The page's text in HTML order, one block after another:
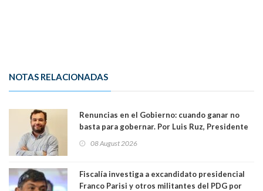
NOTAS RELACIONADAS
Renuncias en el Gobierno: cuando ganar no
basta para gobernar. Por Luis Ruz, Presidente
08 August 2026
Fiscalía investiga a excandidato presidencial
Franco Parisi y otros militantes del PDG por